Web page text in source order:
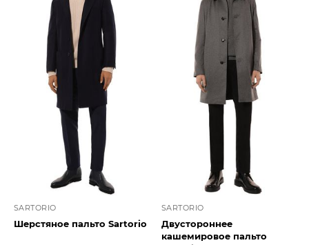
SARTORIO
Шерстяное пальто Sartorio
SARTORIO
Двустороннее
кашемировое пальто